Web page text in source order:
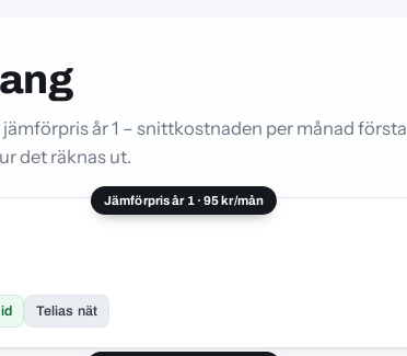
år 1 – snittkostnaden per månad första
det räknas ut.
Jämförpris år 1 · 95 kr/mån
Telias nät